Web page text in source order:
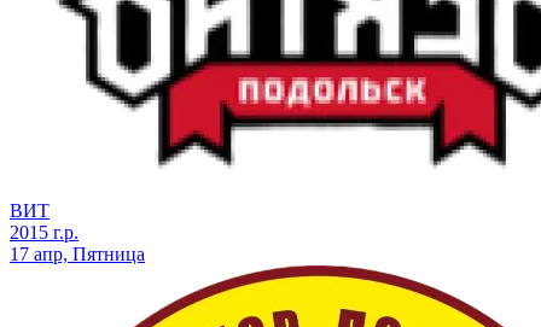
ВИТ
2015 г.р.
17 апр, Пятница